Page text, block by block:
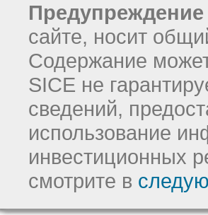
Предупреждение
сайте, носит
Содержание
SICE не
сведений,
использование
инвестиционных
смотрите в